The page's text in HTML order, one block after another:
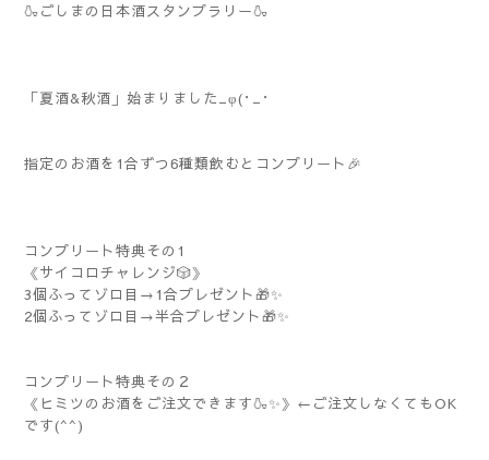
🍶ごしまの日本酒スタンプラリー🍶
「夏酒&秋酒」始まりました_φ(･_･
指定のお酒を1合ずつ6種類飲むとコンプリート🎉
コンプリート特典その1
《サイコロチャレンジ🎲》
3個ふってゾロ目→1合プレゼント🎁✨
2個ふってゾロ目→半合プレゼント🎁✨
コンプリート特典その２
《ヒミツのお酒をご注文できます🍶✨》←ご注文しなくてもOK
です(^^)